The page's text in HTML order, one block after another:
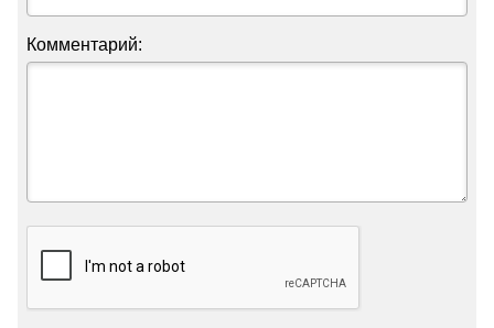
Комментарий: